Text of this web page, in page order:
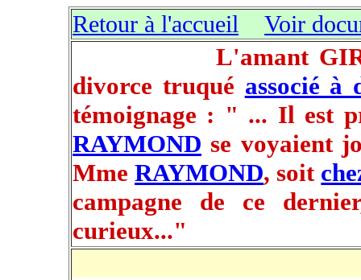
Retour à l'accueil Voir
L'amant
divorce truqué associé à
témoignage : " ... Il est
RAYMOND se voyaient
MmeRAYMOND, soit
campagne de ce
curieux..."